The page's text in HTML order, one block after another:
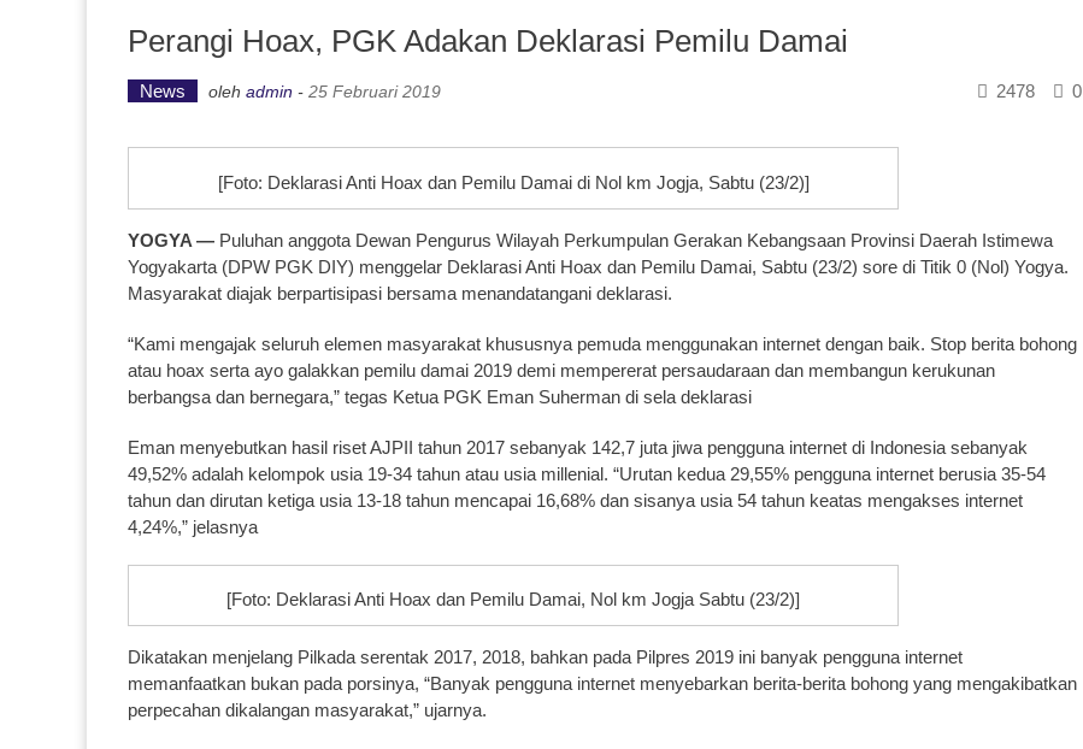
Perangi Hoax, PGK Adakan Deklarasi Pemilu Damai
News oleh admin - 25 Februari 2019 0
2478
[Foto: Deklarasi Anti Hoax dan Pemilu Damai di Nol km Jogja, Sabtu (23/2)]
YOGYA — Puluhan anggota Dewan Pengurus Wilayah Perkumpulan Gerakan Kebangsaan Provinsi Daerah Istimewa
Yogyakarta (DPW PGK DIY) menggelar Deklarasi Anti Hoax dan Pemilu Damai, Sabtu (23/2) sore di Titik 0 (Nol) Yogya.
Masyarakat diajak berpartisipasi bersama menandatangani deklarasi.
“Kami mengajak seluruh elemen masyarakat khususnya pemuda menggunakan internet dengan baik. Stop berita bohong
atau hoax serta ayo galakkan pemilu damai 2019 demi mempererat persaudaraan dan membangun kerukunan
berbangsa dan bernegara,” tegas Ketua PGK Eman Suherman di sela deklarasi
Eman menyebutkan hasil riset AJPII tahun 2017 sebanyak 142,7 juta jiwa pengguna internet di Indonesia sebanyak
49,52% adalah kelompok usia 19-34 tahun atau usia millenial. “Urutan kedua 29,55% pengguna internet berusia 35-54
tahun dan dirutan ketiga usia 13-18 tahun mencapai 16,68% dan sisanya usia 54 tahun keatas mengakses internet
4,24%,” jelasnya
[Foto: Deklarasi Anti Hoax dan Pemilu Damai, Nol km Jogja Sabtu (23/2)]
Dikatakan menjelang Pilkada serentak 2017, 2018, bahkan pada Pilpres 2019 ini banyak pengguna internet
memanfaatkan bukan pada porsinya, “Banyak pengguna internet menyebarkan berita-berita bohong yang mengakibatkan
perpecahan dikalangan masyarakat,” ujarnya.